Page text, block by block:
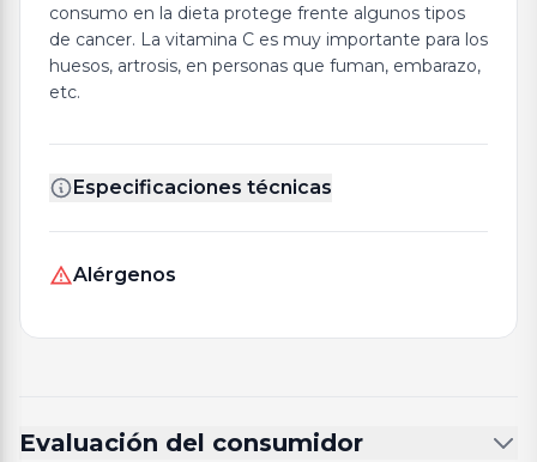
consumo en la dieta protege frente algunos tipos
de cancer. La vitamina C es muy importante para los
huesos, artrosis, en personas que fuman, embarazo,
etc.
Especificaciones técnicas
Alérgenos
Evaluación del consumidor